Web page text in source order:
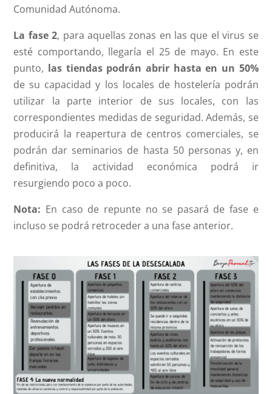
Comunidad Autónoma.
La fase 2, para aquellas zonas en las que el virus se
esté comportando, llegaría el 25 de mayo. En este
punto, las tiendas podrán abrir hasta en un 50%
de su capacidad y los locales de hostelería podrán
utilizar la parte interior de sus locales, con las
correspondientes medidas de seguridad. Además, se
producirá la reapertura de centros comerciales, se
podrán dar seminarios de hasta 50 personas y, en
definitiva, la actividad económica podrá ir
resurgiendo poco a poco.
Nota: En caso de repunte no se pasará de fase e
incluso se podrá retroceder a una fase anterior.